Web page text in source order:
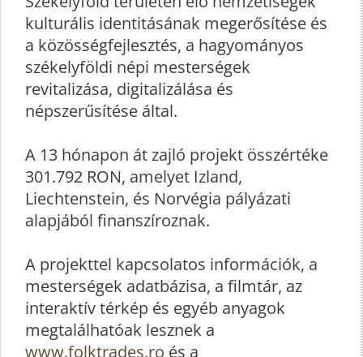
kulturális identitásának megerősítése és
a közösségfejlesztés, a hagyományos
székelyföldi népi mesterségek
revitalizása, digitalizálása és
népszerűsítése által.
A 13 hónapon át zajló projekt összértéke
301.792 RON, amelyet Izland,
Liechtenstein, és Norvégia pályázati
alapjából finanszíroznak.
A projekttel kapcsolatos információk, a
mesterségek adatbázisa, a filmtár, az
interaktív térkép és egyéb anyagok
megtalálhatóak lesznek a
www.folktrades.ro és a